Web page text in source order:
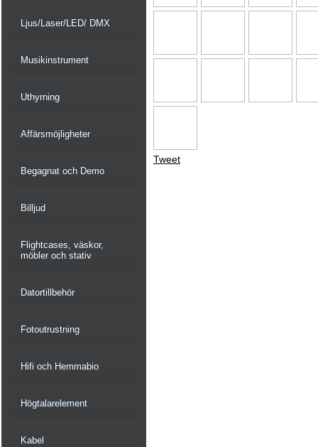
Ljus/Laser/LED/ DMX
Musikinstrument
Uthyrning
Affärsmöjligheter
Begagnat och Demo
Billjud
Flightcases, väskor,
möbler och stativ
Datortillbehör
Fotoutrustning
Hifi och Hemmabio
Högtalarelement
Kabel
Tweet